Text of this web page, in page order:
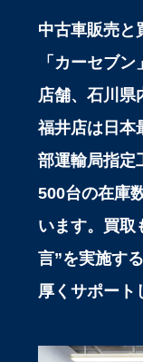
中古車販売と
「カーセブ
店舗、石川県
福井店は日本
部運輸局指定
500台の在庫
います。買取
言”を実施す
厚くサポート